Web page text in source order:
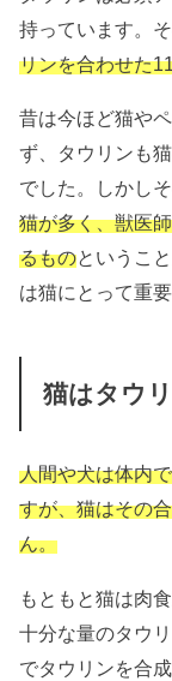
持っています。
リンを合わせた
昔は今ほど猫や
ず、タウリンも
でした。しかし
猫が多く、獣医
るものというこ
は猫にとって重
猫はタウ
人間や犬は体内
すが、猫はその
ん。
もともと猫は肉
十分な量のタウ
でタウリンを合